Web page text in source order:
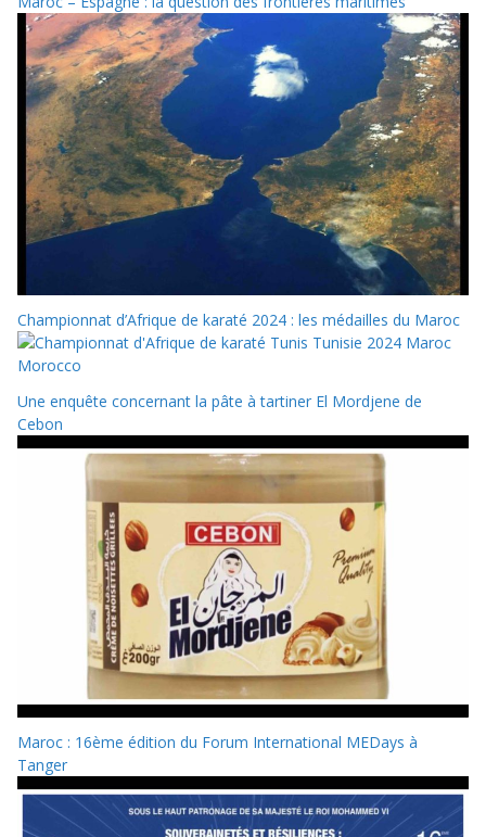
Championnat d’Afrique de karaté 2024 : les médailles du Maroc
Une enquête concernant la pâte à tartiner El Mordjene de
Cebon
Maroc : 16ème édition du Forum International MEDays à
Tanger